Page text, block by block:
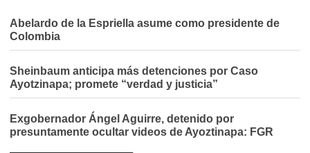
Abelardo de la Espriella asume como presidente de
Colombia
Sheinbaum anticipa más detenciones por Caso
Ayotzinapa; promete “verdad y justicia”
Exgobernador Ángel Aguirre, detenido por
presuntamente ocultar videos de Ayoztinapa: FGR